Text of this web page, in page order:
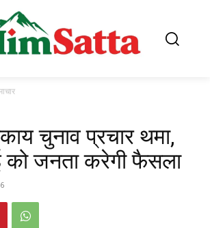
चुनाव प्रचार थमा,
जनता करेगी फैसला